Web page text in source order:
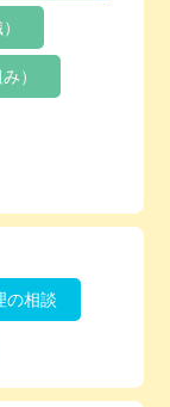
）
の相談